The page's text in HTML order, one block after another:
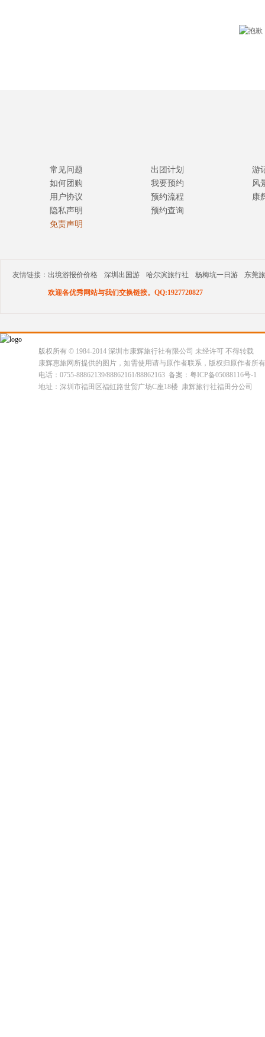
常见问题
如何团购
用户协议
隐私声明
免责声明
出团计划
我要预约
预约流程
预约查询
游
风
康
友情链接： 出境游报价价格 深圳出国游 哈尔滨旅行社 杨梅坑一日游 东莞
欢迎各优秀网站与我们交换链接。QQ:1927720827
版权所有 © 1984-2014 深圳市康辉旅行社有限公司 未经许可 不得转载
康辉惠旅网所提供的图片，如需使用请与原作者联系，版权归原作者所
电话：0755-88862139/88862161/88862163 备案：粤ICP备05088116号-1
地址：深圳市福田区福虹路世贸广场C座18楼 康辉旅行社福田分公司